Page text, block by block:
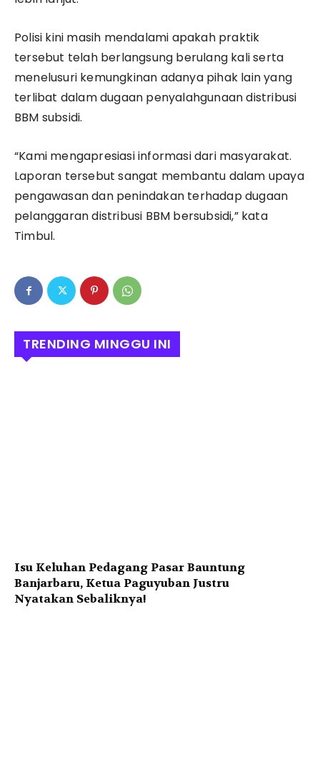
Polisi kini masih mendalami apakah praktik
tersebut telah berlangsung berulang kali serta
menelusuri kemungkinan adanya pihak lain yang
terlibat dalam dugaan penyalahgunaan distribusi
BBM subsidi.
“Kami mengapresiasi informasi dari masyarakat.
Laporan tersebut sangat membantu dalam upaya
pengawasan dan penindakan terhadap dugaan
pelanggaran distribusi BBM bersubsidi,” kata
Timbul.
TRENDING MINGGU INI
Isu Keluhan Pedagang Pasar Bauntung
Banjarbaru, Ketua Paguyuban Justru
Nyatakan Sebaliknya!